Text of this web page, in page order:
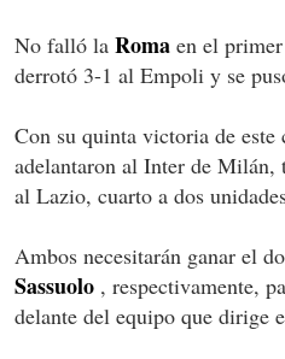
No falló la Roma en el
derrotó 3-1 al Empoli y se
Con su quinta victoria de
adelantaron al Inter de Milán,
al Lazio, cuarto a dos
Ambos necesitarán ganar el
Sassuolo , respectivamente,
delante del equipo que dirige